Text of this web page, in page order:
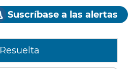
Suscríbase a las alertas
Resuelta